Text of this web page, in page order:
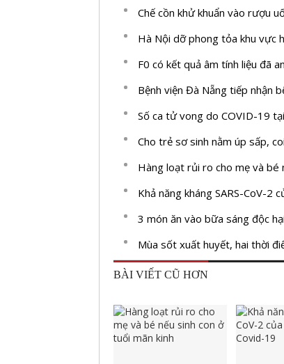
Chế cồn khử khuẩn vào rượu
Hà Nội dỡ phong tỏa khu vực
F0 có kết quả âm tính liệu đã
Bệnh viện Đà Nẵng tiếp nhận
Số ca tử vong do COVID-19
Cho trẻ sơ sinh nằm úp sấp,
Hàng loạt rủi ro cho mẹ và bé
Khả năng kháng SARS-CoV-2
3 món ăn vào bữa sáng độc
Mùa sốt xuất huyết, hai thời
BÀI VIẾT CŨ HƠN